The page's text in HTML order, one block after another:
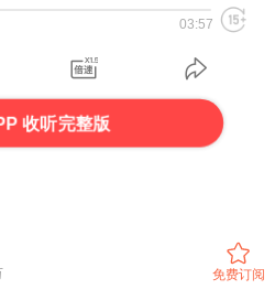
03:57
收听完整版
免费订阅